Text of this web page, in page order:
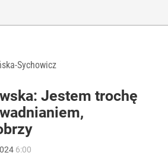
Sychowicz
Jestem trochę
6:00